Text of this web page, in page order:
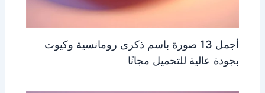
أجمل 13 صورة باسم ذكرى رومانسية وكيوت
بجودة عالية للتحميل مجانًا